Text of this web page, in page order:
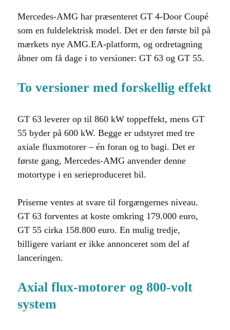
Mercedes-AMG har præsenteret GT 4-Door Coupé
som en fuldelektrisk model. Det er den første bil på
mærkets nye AMG.EA-platform, og ordretagning
åbner om få dage i to versioner: GT 63 og GT 55.
To versioner med forskellig effekt
GT 63 leverer op til 860 kW toppeffekt, mens GT
55 byder på 600 kW. Begge er udstyret med tre
axiale fluxmotorer – én foran og to bagi. Det er
første gang, Mercedes-AMG anvender denne
motortype i en serieproduceret bil.
Priserne ventes at svare til forgængernes niveau.
GT 63 forventes at koste omkring 179.000 euro,
GT 55 cirka 158.800 euro. En mulig tredje,
billigere variant er ikke annonceret som del af
lanceringen.
Axial flux-motorer og 800-volt
system